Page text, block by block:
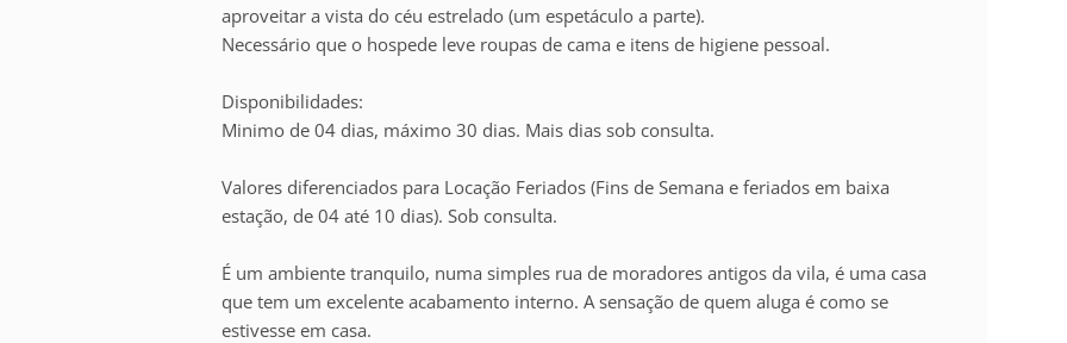
aproveitar a vista do céu estrelado (um espetáculo a parte).
Necessário que o hospede leve roupas de cama e itens de higiene pessoal.
Disponibilidades:
Minimo de 04 dias, máximo 30 dias. Mais dias sob consulta.
Valores diferenciados para Locação Feriados (Fins de Semana e feriados em baixa
estação, de 04 até 10 dias). Sob consulta.
É um ambiente tranquilo, numa simples rua de moradores antigos da vila, é uma casa
que tem um excelente acabamento interno. A sensação de quem aluga é como se
estivesse em casa.